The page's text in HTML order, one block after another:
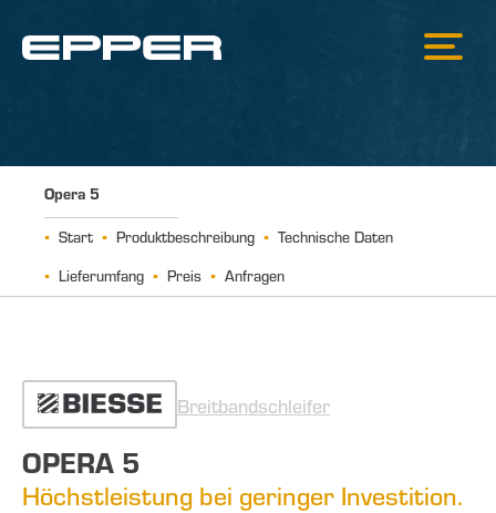
Opera 5
Start Produktbeschreibung
Technische Daten
Lieferumfang
Preis Anfragen
Breitbandschleifer
OPERA 5
Höchstleistung bei geringer Investition.